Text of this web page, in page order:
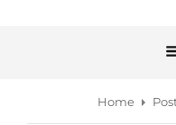
Home